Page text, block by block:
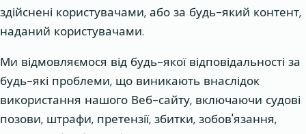
здійснені користувачами, або за будь-який контент,
наданий користувачами.
Ми відмовляємося від будь-якої відповідальності за
будь-які проблеми, що виникають внаслідок
використання нашого Веб-сайту, включаючи судові
позови, штрафи, претензії, збитки, зобов'язання,